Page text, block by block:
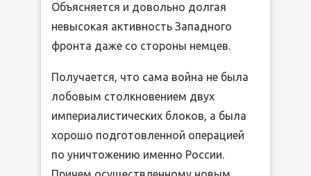
Объясняется и довольно долгая
невысокая активность Западного
фронта даже со стороны немцев.
Получается, что сама война не была
лобовым столкновением двух
империалистических блоков, а была
хорошо подготовленной операцией
по уничтожению именно России.